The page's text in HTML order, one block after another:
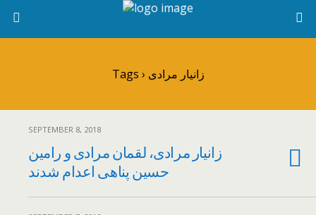
Tags › زانیار مرادی
SEPTEMBER 8, 2018
زانیار مرادی، لقمان مرادی و رامین
حسین پناهی اعدام شدند